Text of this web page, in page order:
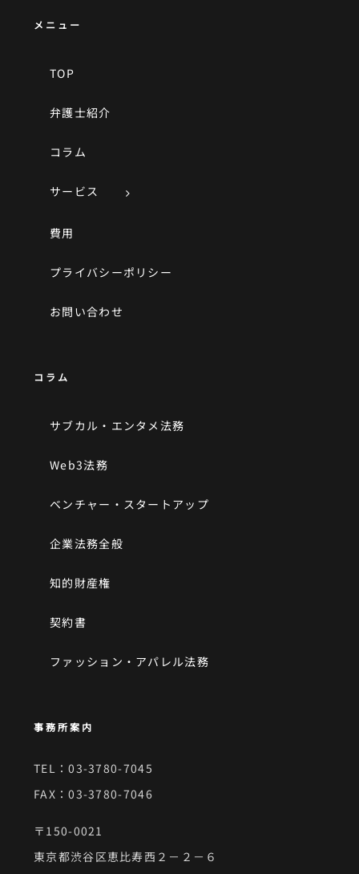
メニュー
TOP
弁護士紹介
コラム
サービス
費用
プライバシーポリシー
お問い合わせ
コラム
サブカル・エンタメ法務
Web3法務
ベンチャー・スタートアップ
企業法務全般
知的財産権
契約書
ファッション・アパレル法務
事務所案内
TEL：03-3780-7045
FAX：03-3780-7046
〒150-0021
東京都渋谷区恵比寿西２－２－６